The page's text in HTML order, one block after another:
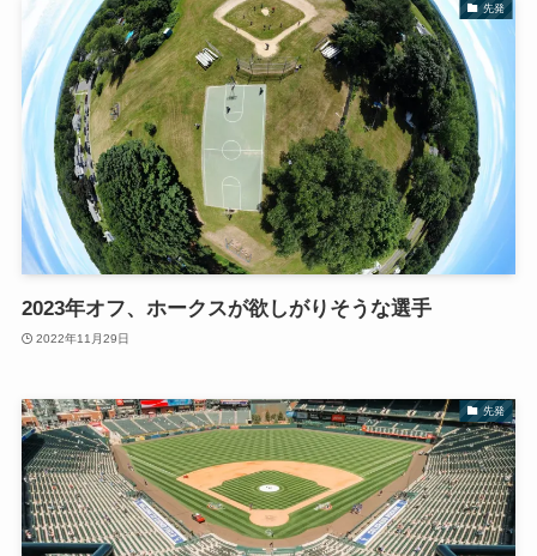
先発
2023年オフ、ホークスが欲しがりそうな選手
2022年11月29日
先発